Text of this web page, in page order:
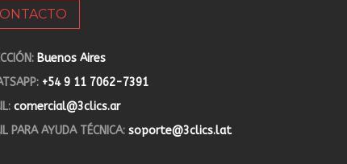
Buenos Aires
+54 9 11 7062-7391
comercial@3clics.ar
PARA AYUDA TÉCNICA: soporte@3clics.lat